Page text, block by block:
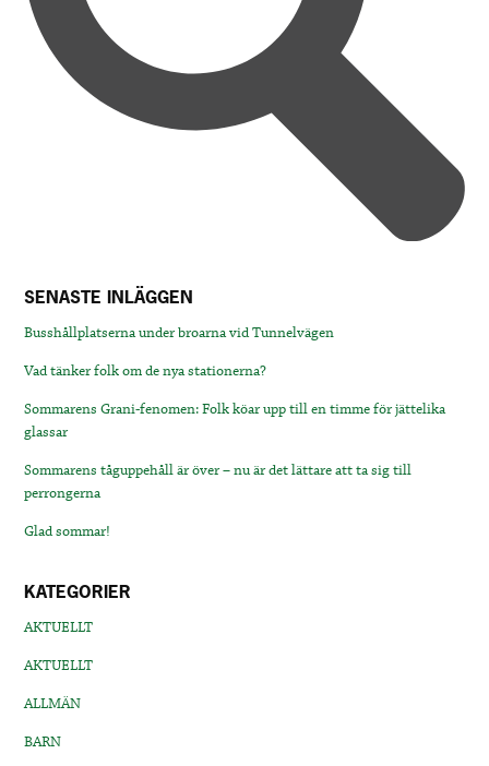
SENASTE INLÄGGEN
Busshållplatserna under broarna vid Tunnelvägen
Vad tänker folk om de nya stationerna?
Sommarens Grani-fenomen: Folk köar upp till en timme för jättelika
glassar
Sommarens tåguppehåll är över – nu är det lättare att ta sig till
perrongerna
Glad sommar!
KATEGORIER
AKTUELLT
AKTUELLT
ALLMÄN
BARN